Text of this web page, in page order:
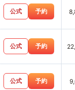
公式 予約
公式 予約
公式 予約